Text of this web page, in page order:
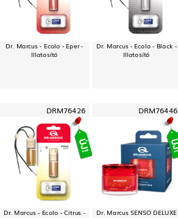
Dr. Marcus - Ecolo - Eper -
Illatosító
Dr. Marcus - Ecolo - Black -
Illatosító
DRM76426
Dr. Marcus - Ecolo - Citrus -
DRM76446
Dr. Marcus SENSO DELUXE